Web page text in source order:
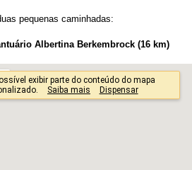
pequenas caminhadas:
Albertina Berkembrock (16 km)